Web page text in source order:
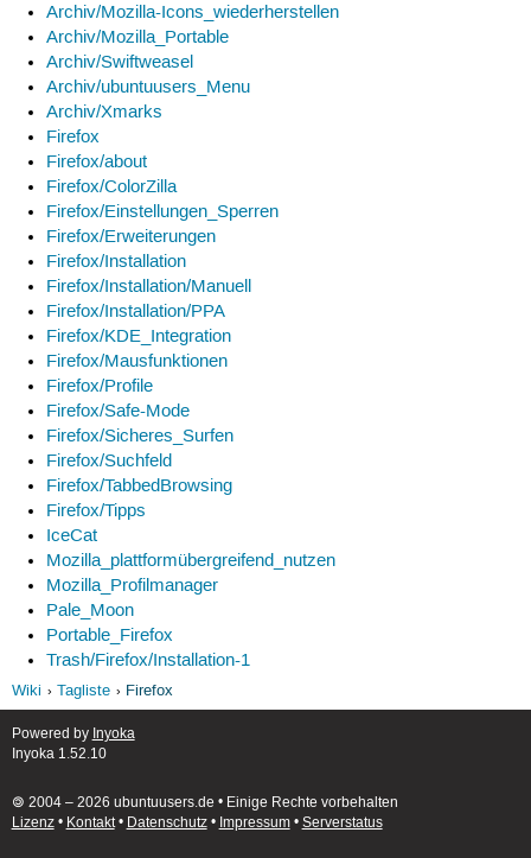
Archiv/Mozilla-Icons_wiederherstellen
Archiv/Mozilla_Portable
Archiv/Swiftweasel
Archiv/ubuntuusers_Menu
Archiv/Xmarks
Firefox
Firefox/about
Firefox/ColorZilla
Firefox/Einstellungen_Sperren
Firefox/Erweiterungen
Firefox/Installation
Firefox/Installation/Manuell
Firefox/Installation/PPA
Firefox/KDE_Integration
Firefox/Mausfunktionen
Firefox/Profile
Firefox/Safe-Mode
Firefox/Sicheres_Surfen
Firefox/Suchfeld
Firefox/TabbedBrowsing
Firefox/Tipps
IceCat
Mozilla_plattformübergreifend_nutzen
Mozilla_Profilmanager
Pale_Moon
Portable_Firefox
Trash/Firefox/Installation-1
Wiki Tagliste Firefox
Powered by Inyoka
Inyoka 1.52.10
🄯 2004 – 2026 ubuntuusers.de • Einige Rechte vorbehalten
Lizenz• Kontakt• Datenschutz• Impressum• Serverstatus